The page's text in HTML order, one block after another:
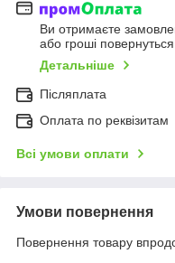
Ви отримаєте
або гроші
Детальніше
Післяплата
Оплата по реквізитам
Всі умови оплати
Умови повернення
Повернення товару